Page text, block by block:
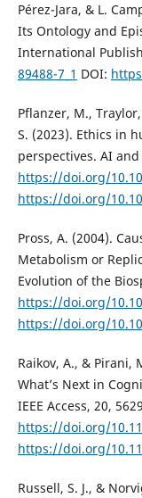
Pérez-Jara, & L.
Its Ontology and
International
89488-7_1 DOI:
Pflanzer, M.,
S. (2023). Ethics in
perspectives. AI
https://doi.org/
https://doi.org/
Pross, A. (2004).
Metabolism or
Evolution of the
https://doi.org/
https://doi.org/
Raikov, A., & Pirani,
What’s Next in
IEEE Access, 20,
https://doi.org/
https://doi.org/
Russell, S. J., &